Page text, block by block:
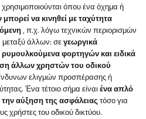
χρησιμοποιούνται όπου ένα όχημα ή
μπορεί να κινηθεί με ταχύτητα
, π.χ. λόγω τεχνικών περιορισμών
μεταξύ άλλων: σεγεωργικά
φορτηγών και ειδικά
άλλων χρηστών του οδικού
ελιγμών προσπέρασης ή
Ένα τέτοιο σήμα είναιένα απλό
την αύξηση της ασφάλειαςτόσο για
χρήστες του οδικού δικτύου.